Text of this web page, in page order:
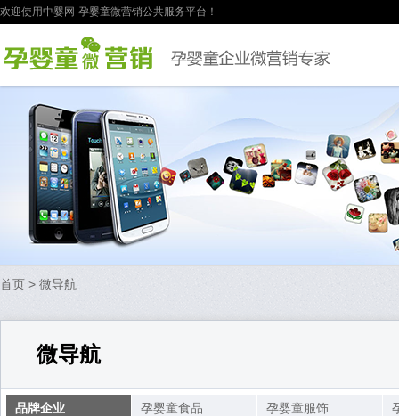
欢迎使用中婴网-孕婴童微营销公共服务平台！
首页 > 微导航
微导航
品牌企业 孕婴童食品 孕婴童服饰